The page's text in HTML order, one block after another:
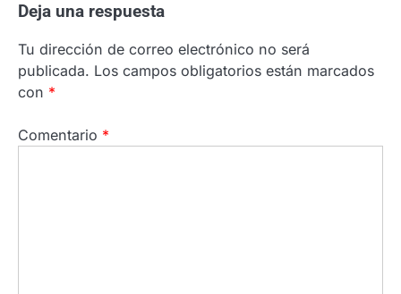
Deja una respuesta
Tu dirección de correo electrónico no será
publicada. Los campos obligatorios están marcados
con *
Comentario *